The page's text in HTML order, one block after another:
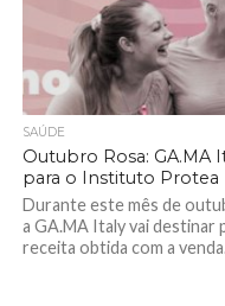
SAÚDE
Outubro Rosa: GA.MA
para o Instituto Protea
Durante este mês de
a GA.MA Italy vai
receita obtida com a